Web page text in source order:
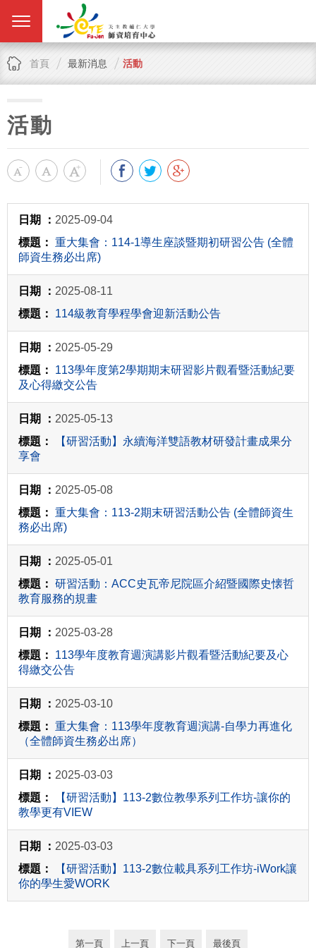
首頁 最新消息 活動
活動
2025-09-04
重大集會：114-1導生座談暨期初研習公告 (全體
師資生務必出席)
2025-08-11
114級教育學程學會迎新活動公告
2025-05-29
113學年度第2學期期末研習影片觀看暨活動紀要
及心得繳交公告
2025-05-13
【研習活動】永續海洋雙語教材研發計畫成果分
享會
2025-05-08
重大集會：113-2期末研習活動公告 (全體師資生
務必出席)
2025-05-01
研習活動：ACC史瓦帝尼院區介紹暨國際史懐哲
教育服務的規畫
2025-03-28
113學年度教育週演講影片觀看暨活動紀要及心
得繳交公告
2025-03-10
重大集會：113學年度教育週演講-自學力再進化
（全體師資生務必出席）
2025-03-03
【研習活動】113-2數位教學系列工作坊-讓你的
教學更有VIEW
2025-03-03
【研習活動】113-2數位載具系列工作坊-iWork讓
你的學生愛WORK
第一頁 上一頁 下一頁 最後頁